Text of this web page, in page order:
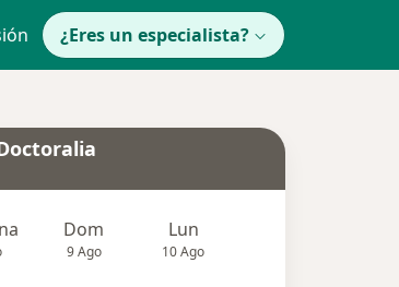
¿Eres un especialista?
Dom
9 Ago
Lun
10 Ago